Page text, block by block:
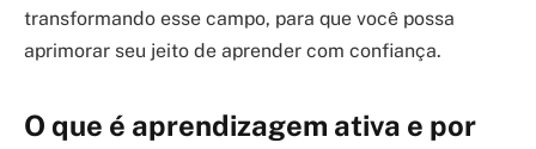
transformando esse campo, para que você possa
aprimorar seu jeito de aprender com confiança.
O que é aprendizagem ativa e por